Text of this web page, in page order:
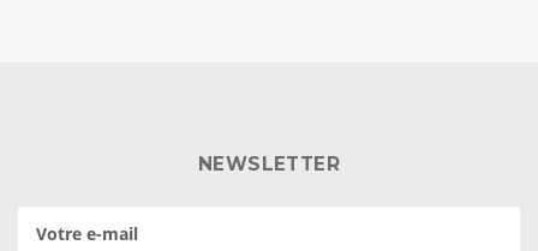
NEWSLETTER